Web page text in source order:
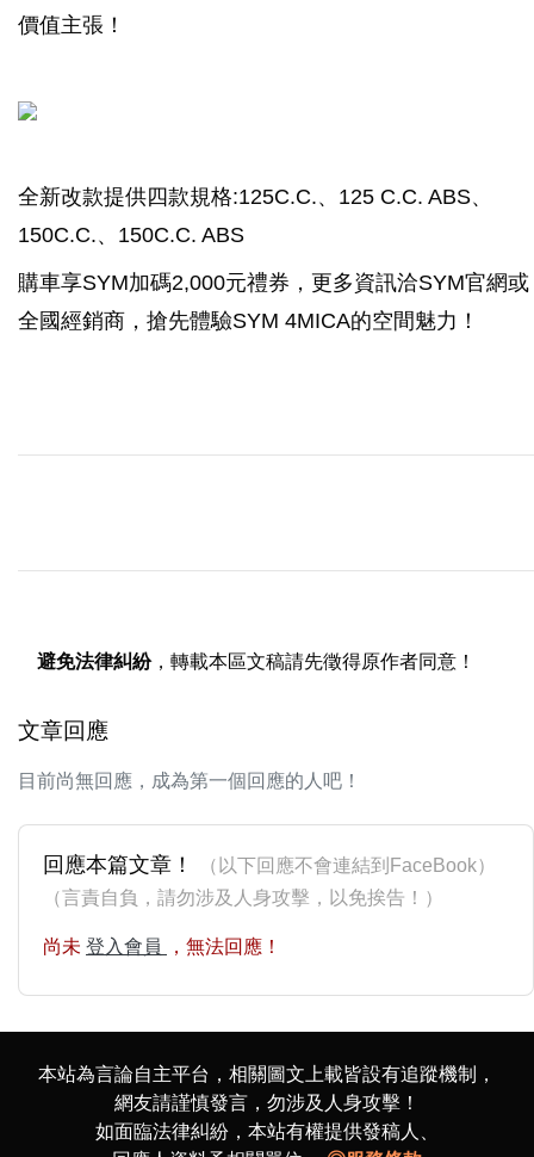
價值主張！
全新改款提供四款規格:125C.C.、125 C.C. ABS、
150C.C.、150C.C. ABS
購車享SYM加碼2,000元禮券，更多資訊洽SYM官網或
全國經銷商，搶先體驗SYM 4MICA的空間魅力！
避免法律糾紛，轉載本區文稿請先徵得原作者同意！
文章回應
目前尚無回應，成為第一個回應的人吧！
回應本篇文章！
（以下回應不會連結到FaceBook）
（言責自負，請勿涉及人身攻擊，以免挨告！）
尚未 登入會員 ，無法回應！
本站為言論自主平台，相關圖文上載皆設有追蹤機制，
網友請謹慎發言，勿涉及人身攻擊！
如面臨法律糾紛，本站有權提供發稿人、